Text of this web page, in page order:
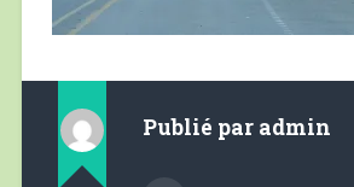
Publié par admin